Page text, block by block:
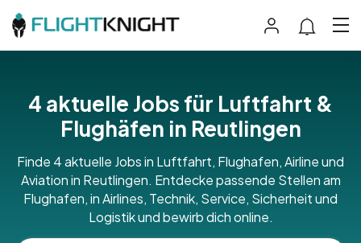
4 aktuelle Jobs für Luftfahrt &
Flughäfen in Reutlingen
Finde 4 aktuelle Jobs in Luftfahrt, Flughafen, Airline und
Aviation in Reutlingen. Entdecke passende Stellen am
Flughafen, in Airlines, Technik, Service, Sicherheit und
Logistik und bewirb dich online.